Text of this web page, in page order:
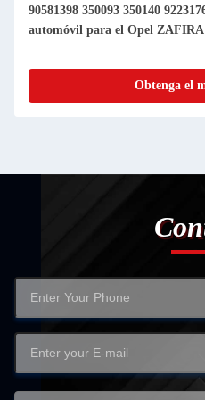
90581398 350093 350140
automóvil para el Opel ZAFIRA
Obtenga el